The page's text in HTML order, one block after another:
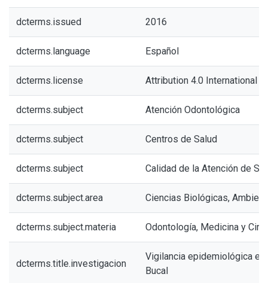
dcterms.issued 2016
dcterms.language Español
dcterms.license Attribution 4.0 International
dcterms.subject Atención Odontológica
dcterms.subject Centros de Salud
dcterms.subject Calidad de la Atención de
dcterms.subject.area Ciencias Biológicas,
dcterms.subject.materia Odontología, Medicina y
dcterms.title.investigacion
Vigilancia epidemiológica en
Bucal